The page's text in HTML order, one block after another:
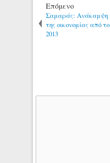
Επόμενο
Σαμαράς: Ανάκαμψη
της οικονομίας από το
2013